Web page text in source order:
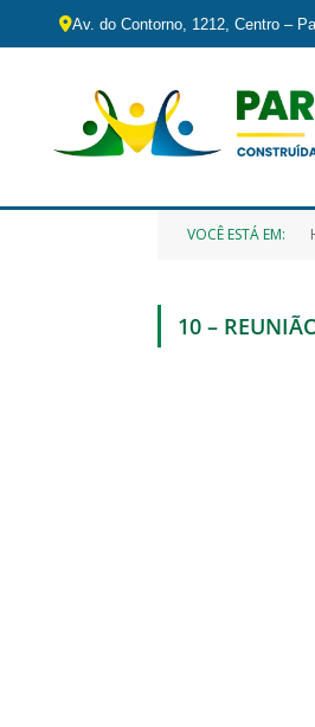
Av. do Contorno, 1212, Centro –
VOCÊ ESTÁ EM:
10 –